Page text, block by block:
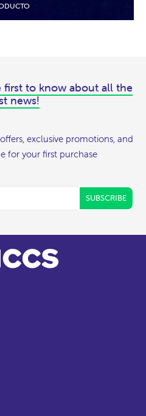
to know about all the
news!
exclusive promotions, and
for your first purchase
SUBSCRIBE